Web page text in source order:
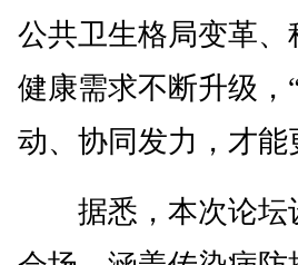
公共卫生格局变革
健康需求不断升级
动、协同发力，才
据悉，本次论坛